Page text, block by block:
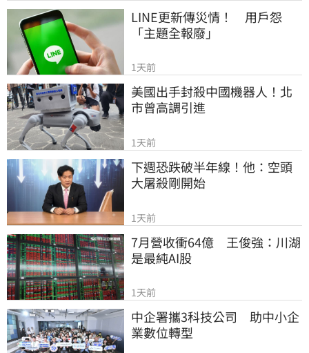
LINE更新傳災情！　用戶怨
「主題全報廢」
1天前
美國出手封殺中國機器人！北
市曾高調引進
1天前
下週恐跌破半年線！他：空頭
大屠殺剛開始
1天前
7月營收衝64億　王俊強：川湖
是最純AI股
1天前
中企署攜3科技公司　助中小企
業數位轉型